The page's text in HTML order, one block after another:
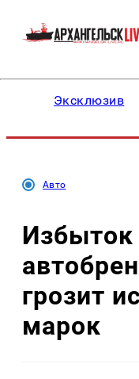
Эксклюзив
Авто
Избыток
грозит
марок